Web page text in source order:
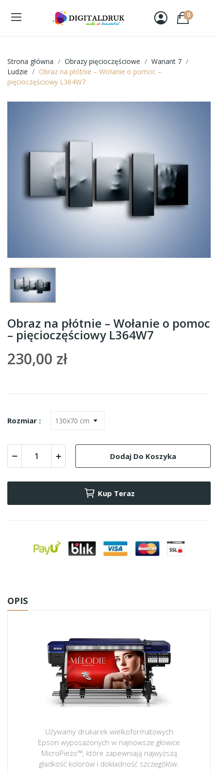
0
Strona główna Obrazy pięcioczęściowe
Wariant 7
Ludzie
Obraz na płótnie – Wołanie o pomoc –
pięcioczęściowy L364W7
Obraz na płótnie – Wołanie o pomoc
– pięcioczęściowy L364W7
230,00 zł
Rozmiar :
Dodaj Do Koszyka
Kup Teraz
OPIS
Używamy drukarek wielkoformatowych
Epson wyposażonych w najnowsze głowice
MicroPiezo™, które zapewniają najwyższą
gładkość kolorów i dokładność szczegółów.